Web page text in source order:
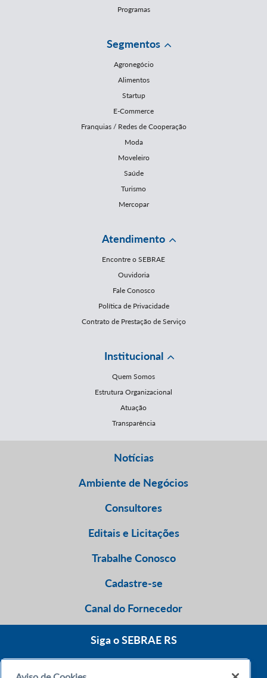
Programas
Segmentos
Agronegócio
Alimentos
Startup
E-Commerce
Franquias / Redes de Cooperação
Moda
Moveleiro
Saúde
Turismo
Mercopar
Atendimento
Encontre o SEBRAE
Ouvidoria
Fale Conosco
Política de Privacidade
Contrato de Prestação de Serviço
Institucional
Quem Somos
Estrutura Organizacional
Atuação
Transparência
Notícias
Ambiente de Negócios
Consultores
Editais e Licitações
Trabalhe Conosco
Cadastre-se
Canal do Fornecedor
Siga o SEBRAE RS